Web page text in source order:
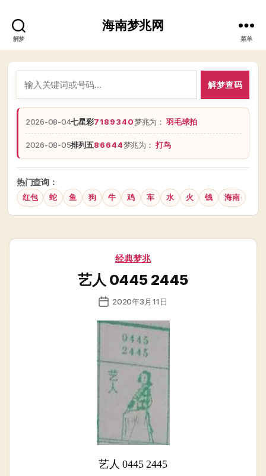
解梦
海南梦兆网
菜单
解梦查码
2026-08-04七星彩7189340梦兆为：羽毛球拍
2026-08-05排列五86644梦兆为：打鸟
热门查询：
红包 蛇 鱼 狗 牛 鸡 车 水 火 钱 海南
分
经典梦兆
艺人 0445 2445
发
日
2020年3月11日
艺人 0445 2445